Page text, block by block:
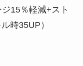
15％軽減+スト
時35UP）